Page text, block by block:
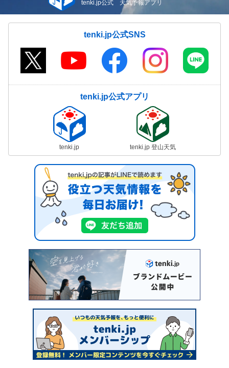
tenki.jp公式 天気予報アプリ
tenki.jp公式SNS
tenki.jp公式アプリ
tenki.jp tenki.jp 登山天気